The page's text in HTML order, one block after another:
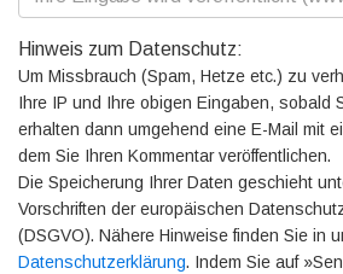
Hinweis zum Datenschutz:
Um Missbrauch (Spam, Hetze etc.) zu
Ihre IP und Ihre obigen Eingaben, sobald
erhalten dann umgehend eine E-Mail mit
dem Sie Ihren Kommentar veröffentlichen.
Die Speicherung Ihrer Daten geschieht
Vorschriften der europäischen
(DSGVO). Nähere Hinweise finden Sie in
Datenschutzerklärung. Indem Sie auf